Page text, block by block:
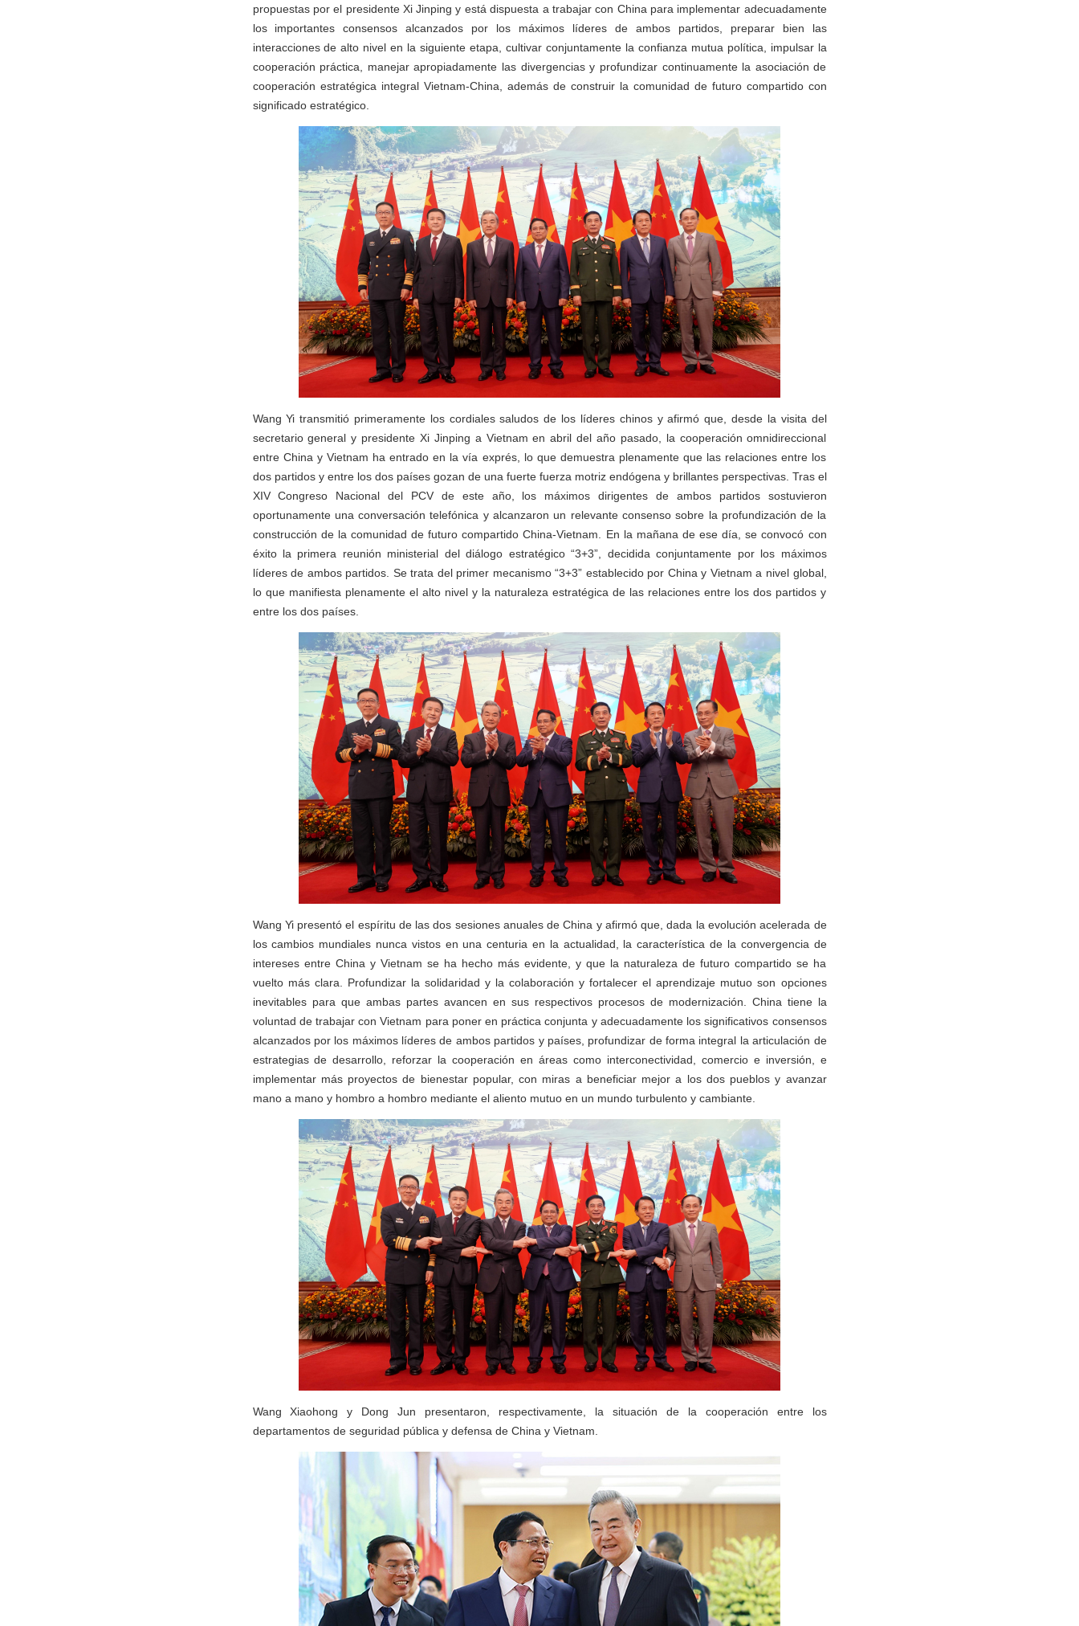
propuestas por el presidente Xi Jinping y está dispuesta a trabajar con China para implementar adecuadamente
los importantes consensos alcanzados por los máximos líderes de ambos partidos, preparar bien las
interacciones de alto nivel en la siguiente etapa, cultivar conjuntamente la confianza mutua política, impulsar la
cooperación práctica, manejar apropiadamente las divergencias y profundizar continuamente la asociación de
cooperación estratégica integral Vietnam-China, además de construir la comunidad de futuro compartido con
significado estratégico.
Wang Yi transmitió primeramente los cordiales saludos de los líderes chinos y afirmó que, desde la visita del
secretario general y presidente Xi Jinping a Vietnam en abril del año pasado, la cooperación omnidireccional
entre China y Vietnam ha entrado en la vía exprés, lo que demuestra plenamente que las relaciones entre los
dos partidos y entre los dos países gozan de una fuerte fuerza motriz endógena y brillantes perspectivas. Tras el
XIV Congreso Nacional del PCV de este año, los máximos dirigentes de ambos partidos sostuvieron
oportunamente una conversación telefónica y alcanzaron un relevante consenso sobre la profundización de la
construcción de la comunidad de futuro compartido China-Vietnam. En la mañana de ese día, se convocó con
éxito la primera reunión ministerial del diálogo estratégico “3+3”, decidida conjuntamente por los máximos
líderes de ambos partidos. Se trata del primer mecanismo “3+3” establecido por China y Vietnam a nivel global,
lo que manifiesta plenamente el alto nivel y la naturaleza estratégica de las relaciones entre los dos partidos y
entre los dos países.
Wang Yi presentó el espíritu de las dos sesiones anuales de China y afirmó que, dada la evolución acelerada de
los cambios mundiales nunca vistos en una centuria en la actualidad, la característica de la convergencia de
intereses entre China y Vietnam se ha hecho más evidente, y que la naturaleza de futuro compartido se ha
vuelto más clara. Profundizar la solidaridad y la colaboración y fortalecer el aprendizaje mutuo son opciones
inevitables para que ambas partes avancen en sus respectivos procesos de modernización. China tiene la
voluntad de trabajar con Vietnam para poner en práctica conjunta y adecuadamente los significativos consensos
alcanzados por los máximos líderes de ambos partidos y países, profundizar de forma integral la articulación de
estrategias de desarrollo, reforzar la cooperación en áreas como interconectividad, comercio e inversión, e
implementar más proyectos de bienestar popular, con miras a beneficiar mejor a los dos pueblos y avanzar
mano a mano y hombro a hombro mediante el aliento mutuo en un mundo turbulento y cambiante.
Wang Xiaohong y Dong Jun presentaron, respectivamente, la situación de la cooperación entre los
departamentos de seguridad pública y defensa de China y Vietnam.